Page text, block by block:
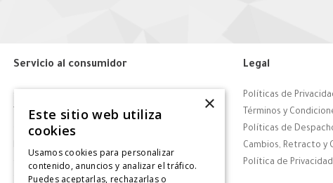
Servicio al consumidor
Tiendas
Contáctanos
Giftcard
Solicitar Factura
Legal
Políticas de
Términos y
Políticas de
Cambios, Retracto y
Política de
×
Este sitio web utiliza
cookies
Usamos cookies para personalizar
contenido, anuncios y analizar el tráfico.
Puedes aceptarlas, rechazarlas o